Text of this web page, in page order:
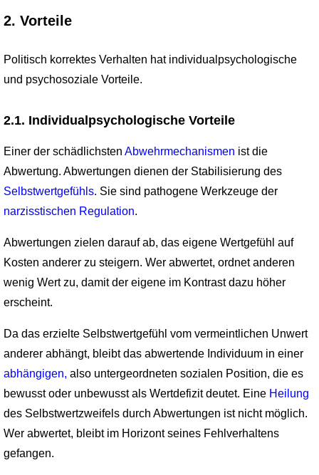
2. Vorteile
Politisch korrektes Verhalten hat individualpsychologische
und psychosoziale Vorteile.
2.1. Individualpsychologische Vorteile
Einer der schädlichsten Abwehrmechanismen ist die
Abwertung. Abwertungen dienen der Stabilisierung des
Selbstwertgefühls. Sie sind pathogene Werkzeuge der
narzisstischen Regulation.
Abwertungen zielen darauf ab, das eigene Wertgefühl auf
Kosten anderer zu steigern. Wer abwertet, ordnet anderen
wenig Wert zu, damit der eigene im Kontrast dazu höher
erscheint.
Da das erzielte Selbstwertgefühl vom vermeintlichen Unwert
anderer abhängt, bleibt das abwertende Individuum in einer
abhängigen, also untergeordneten sozialen Position, die es
bewusst oder unbewusst als Wertdefizit deutet. Eine Heilung
des Selbstwertzweifels durch Abwertungen ist nicht möglich.
Wer abwertet, bleibt im Horizont seines Fehlverhaltens
gefangen.